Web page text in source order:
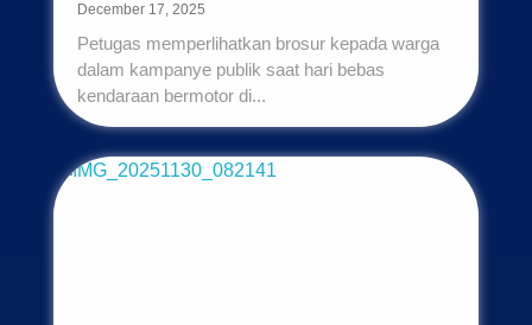
December 17, 2025
Petugas memperlihatkan brosur kepada warga
dalam kampanye publik saat hari bebas
kendaraan bermotor di...